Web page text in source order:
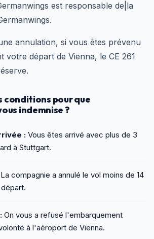
est responsable de|la
annulation, si vous êtes prévenu
votre départ de Vienna, le CE 261
conditions pour que
indemnise ?
: Vous êtes arrivé avec plus de 3
à Stuttgart.
La compagnie a annulé le vol moins de 14
On vous a refusé l'embarquement
à l'aéroport de Vienna.